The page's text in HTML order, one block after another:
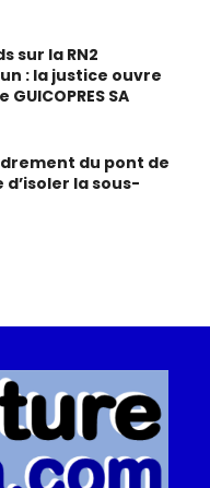
sur la RN2
: la justice ouvre
SA
du pont de
la sous-